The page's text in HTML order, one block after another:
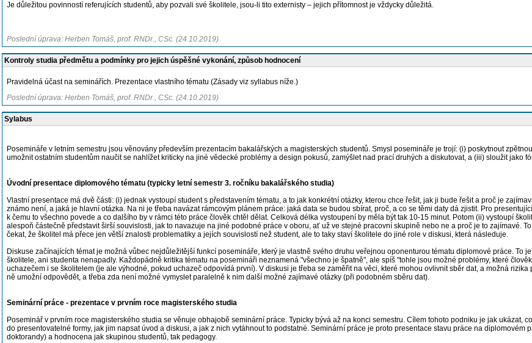
Je důležitou povinností referujících studentů, aby pozvali své školitele, jsou-li tito externisty – jejich přítomnost je vždycky důležitá.
Poslední úprava: Herben Tomáš, prof. RNDr., CSc. (24.10.2019)
Kontroly studia předmětu a podmínky pro jejich úspěšné vykonání, způsob hodnocení
Pravidelná účast na seminářích. Prezentace vlastního tématu (Zásady viz syllabus níže.)
Poslední úprava: Herben Tomáš, prof. RNDr., CSc. (24.10.2019)
Sylabus
Posemináře v letním semestru jsou věnovány především prezentacím bakalářských a magisterských studentů. Smysl posemináře je trojí: (i) poskytnout
umožnit ostatním studentům naučit se nahlížet kriticky na jiné vědecké problémy a design pokusů, zamýšlet nad prací druhých a diskutovat, a (iii) sloužit jako
Úvodní presentace diplomového tématu (typicky letní semestr 3. ročníku bakalářského studia)
Vlastní presentace má dvě části: (i) jednak vystoupí student s představením tématu, a to jak konkrétní otázky, kterou chce řešit, jak ji bude řešit a proč je
známo není, a jaká je hlavní otázka. Na ni je třeba navázat rámcovým plánem práce: jaká data se budou sbírat, proč, a co se těmi daty dá zjistit. Pro
k čemu to všechno povede a co dalšího by v rámci této práce člověk chtěl dělat. Celková délka vystoupení by měla být tak 10-15 minut. Potom (ii) vystoupí
alespoň částečně představit širší souvislosti, jak to navazuje na jiné podobné práce v oboru, ať už ve stejné pracovní skupině nebo ne a proč je to zajímavé.
čekat, že školitel má přece jen větší znalosti problematiky a jejích souvislostí než student, ale to taky staví školitele do jiné role v diskusi, která následuje.
Diskuse začínajících témat je možná vůbec nejdůležitější funkcí posemináře, který je vlastně svého druhu veřejnou oponenturou tématu diplomové práce. To
školitele, ani studenta nenapadly. Každopádně kritika tématu na posemináři neznamená "všechno je špatně", ale spíš "tohle jsou možné problémy, které
uchazečem i se školitelem (je ale výhodné, pokud uchazeč odpovídá první). V diskusi je třeba se zaměřit na věci, které mohou ovlivnit sběr dat, a možná
ně umožní odpovědět, a třeba zda není možné vymyslet paralelně k nim další možné zajímavé otázky (při podobném sběru dat).
Seminární práce - prezentace v prvním roce magisterského studia
Poseminář v prvním roce magisterského studia se věnuje obhajobě seminární práce. Typicky bývá až na konci semestru. Cílem tohoto podniku je jak ukázat,
do presentovatelné formy, jak jim napsat úvod a diskusi, a jak z nich vytáhnout to podstatné. Seminární práce je proto presentace stavu práce na
doktorandy) a hodnocena jak skupinou studentů, tak pedagogy.